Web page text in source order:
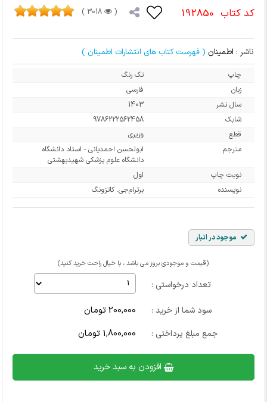
کد کتاب 192850
(
3018 )
ناشر : اطمینان ( فهرست کتاب های انتشارات اطمینان )
چاپ
تک رنگ
زبان
فارسی
سال نشر
1403
شابک
9786222562458
قطع
وزیری
مترجم
ابولحسن احمدیانی - استاد دانشگاه
دانشگاه علوم پزشکی شهیدبهشتی
نوبت چاپ
اول
نویسنده
برترام‌جی. کاتزونگ
موجود در انبار
(قیمت و موجودی بروز می باشد ، با خیال راحت خرید کنید)
تعداد درخواستی :
سود شما از خرید : 200,000 تومان
جمع مبلغ پرداختی : 1,800,000 تومان
افزودن به سبد خرید